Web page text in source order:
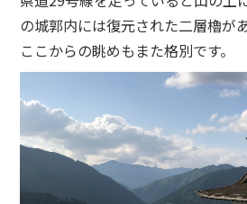
の城郭内には復元された二層櫓があ
ここからの眺めもまた格別です。